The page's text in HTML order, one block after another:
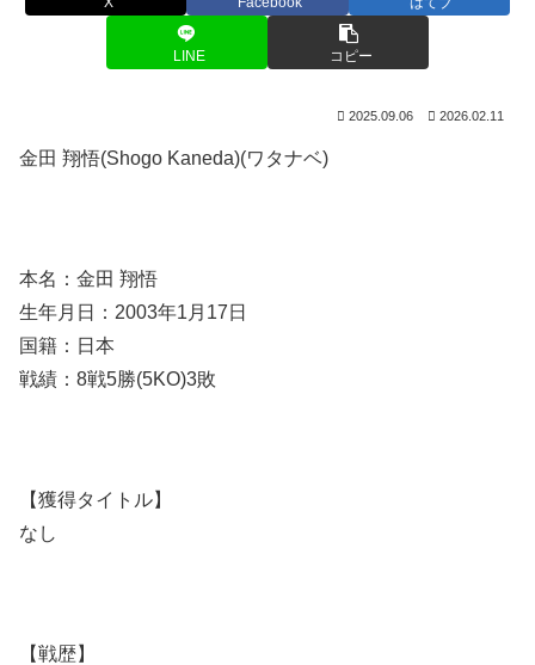
LINE コピー
2025.09.06 2026.02.11
金田 翔悟(Shogo Kaneda)(ワタナベ)
本名：金田 翔悟
生年月日：2003年1月17日
国籍：日本
戦績：8戦5勝(5KO)3敗
【獲得タイトル】
なし
【戦歴】